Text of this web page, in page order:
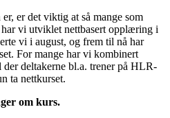
er det viktig at så mange som
vi utviklet nettbasert opplæring i
vi i august, og frem til nå har
For mange har vi kombinert
deltakerne bl.a. trener på HLR-
ta nettkurset.
om kurs.